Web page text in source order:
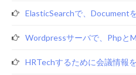
ElasticSearchで、document
Wordpressサーバで、phpと
HRTechするために会議情報